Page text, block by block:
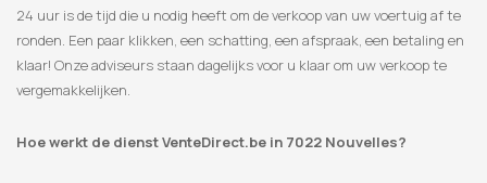
24 uur is de tijd die u nodig heeft om de verkoop van uw voertuig af te
ronden. Een paar klikken, een schatting, een afspraak, een betaling en
klaar! Onze adviseurs staan ​​dagelijks voor u klaar om uw verkoop te
vergemakkelijken.
Hoe werkt de dienst VenteDirect.be in 7022 Nouvelles?